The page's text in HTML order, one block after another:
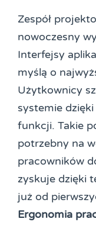
Zespół
nowoczesny
Interfejsy
myślą o
Użytkownicy
systemie
funkcji. Takie
potrzebny na
pracowników
zyskuje dzięki
już od
Ergonomia